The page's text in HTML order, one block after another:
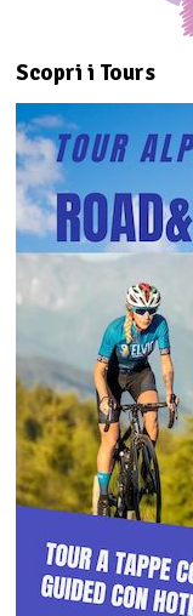
Scopri i Tours